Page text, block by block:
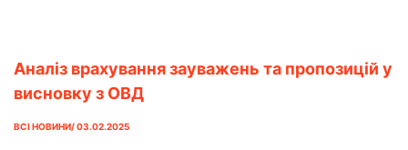
Аналіз врахування зауважень та пропозицій у
висновку з ОВД
ВСІ НОВИНИ/ 03.02.2025